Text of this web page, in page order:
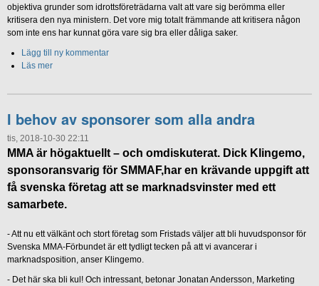
objektiva grunder som idrottsföreträdarna valt att vare sig berömma eller
kritisera den nya ministern. Det vore mig totalt främmande att kritisera någon
som inte ens har kunnat göra vare sig bra eller dåliga saker.
Lägg till ny kommentar
Läs mer
I behov av sponsorer som alla andra
tis, 2018-10-30 22:11
MMA är högaktuellt – och omdiskuterat. Dick Klingemo,
sponsoransvarig för SMMAF,har en krävande uppgift att
få svenska företag att se marknadsvinster med ett
samarbete.
- Att nu ett välkänt och stort företag som Fristads väljer att bli huvudsponsor för
Svenska MMA-Förbundet är ett tydligt tecken på att vi avancerar i
marknadsposition, anser Klingemo.
- Det här ska bli kul! Och intressant, betonar Jonatan Andersson, Marketing